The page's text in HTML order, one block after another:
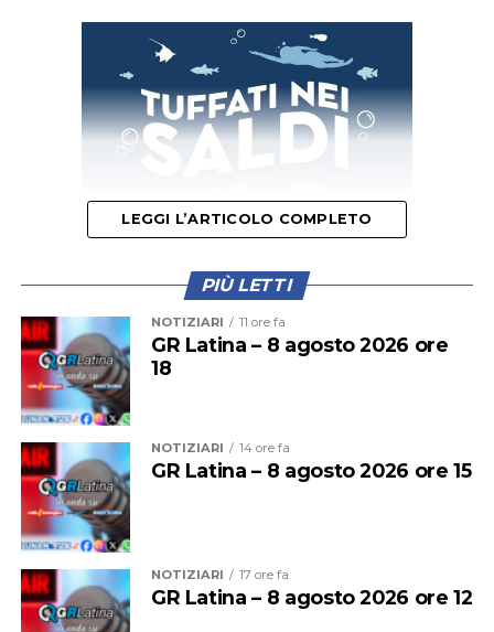
Il provvedimento disciplina anche la somministrazione
di bevande alcoliche e le attività di intrattenimento
musicale e danzante, con l’obiettivo di prevenire
situazioni di criticità legate agli assembramenti e
all’utilizzo improprio delle spiagge.
LEGGI L’ARTICOLO COMPLETO
PIÙ LETTI
NOTIZIARI 11 ore fa
GR Latina – 8 agosto 2026 ore
18
NOTIZIARI 14 ore fa
GR Latina – 8 agosto 2026 ore 15
NOTIZIARI 17 ore fa
GR Latina – 8 agosto 2026 ore 12